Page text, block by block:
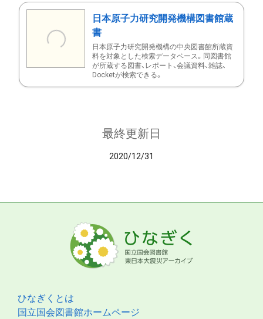
日本原子力研究開発機構図書館蔵
書
日本原子力研究開発機構の中央図書館所蔵資
料を対象とした検索データベース。同図書館
が所蔵する図書、レポート、会議資料、雑誌、
Docketが検索できる。
最終更新日
2020/12/31
ひなぎくとは
国立国会図書館ホームページ